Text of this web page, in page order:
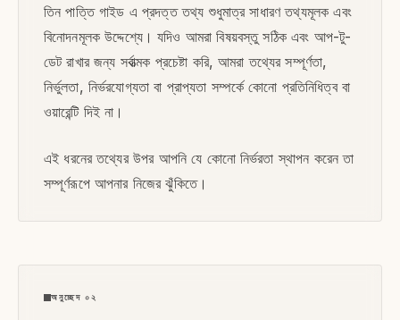
তিন পাত্তি গাইড এ প্রদত্ত তথ্য শুধুমাত্র সাধারণ তথ্যমূলক এবং
বিনোদনমূলক উদ্দেশ্যে। যদিও আমরা বিষয়বস্তু সঠিক এবং আপ-টু-
ডেট রাখার জন্য সর্বাত্মক প্রচেষ্টা করি, আমরা তথ্যের সম্পূর্ণতা,
নির্ভুলতা, নির্ভরযোগ্যতা বা প্রাপ্যতা সম্পর্কে কোনো প্রতিনিধিত্ব বা
ওয়ারেন্টি দিই না।
এই ধরনের তথ্যের উপর আপনি যে কোনো নির্ভরতা স্থাপন করেন তা
সম্পূর্ণরূপে আপনার নিজের ঝুঁকিতে।
অনুচ্ছেদ ০২